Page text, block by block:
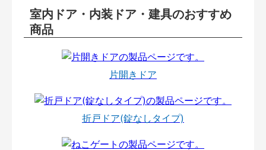
室内ドア・内装ドア・建具のおすすめ
商品
片開きドア
折戸ドア(錠なしタイプ)